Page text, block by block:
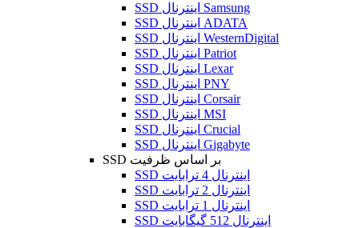
SSD اینترنال Samsung
SSD اینترنال ADATA
SSD اینترنال WesternDigital
SSD اینترنال Patriot
SSD اینترنال Lexar
SSD اینترنال PNY
SSD اینترنال Corsair
SSD اینترنال MSI
SSD اینترنال Crucial
SSD اینترنال Gigabyte
SSD بر اساس ظرفیت
SSD اینترنال 4 ترابایت
SSD اینترنال 2 ترابایت
SSD اینترنال 1 ترابایت
SSD اینترنال 512 گیگابایت